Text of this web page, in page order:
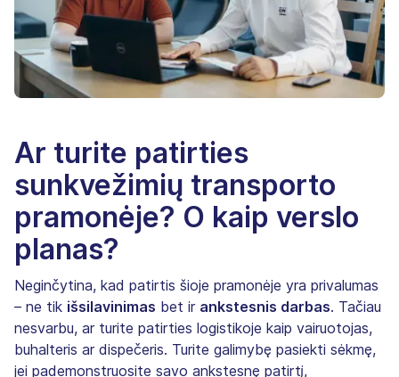
Ar turite patirties
sunkvežimių transporto
pramonėje? O kaip verslo
planas?
Neginčytina, kad patirtis šioje pramonėje yra privalumas
– ne tik išsilavinimas bet ir ankstesnis darbas. Tačiau
nesvarbu, ar turite patirties logistikoje kaip vairuotojas,
buhalteris ar dispečeris. Turite galimybę pasiekti sėkmę,
jei pademonstruosite savo ankstesnę patirtį,